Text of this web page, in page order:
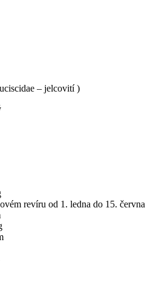
– jelcovití )
revíru od 1. ledna do 15. června